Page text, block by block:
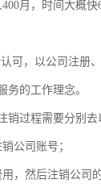
月，时间大概
可，以公司注册
务的工作理念。
过程需要分别去
公司账号；
，然后注销公司的